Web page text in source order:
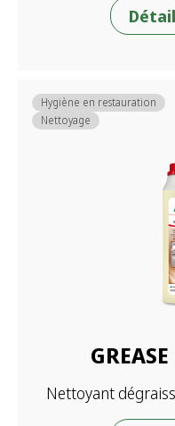
Nettoyant
Hygiène en restauration
Nettoyage